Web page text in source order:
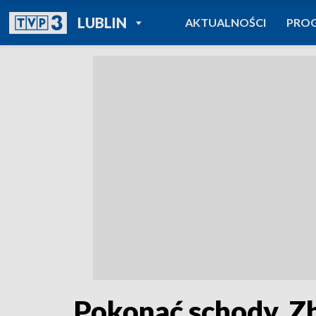
LUBLINPOWRÓT DO
TVP REGIONY
AKTUALNOŚCI